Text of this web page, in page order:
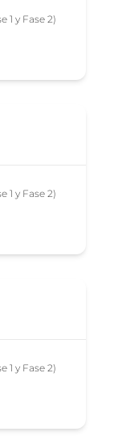
1 y Fase 2)
1 y Fase 2)
1 y Fase 2)